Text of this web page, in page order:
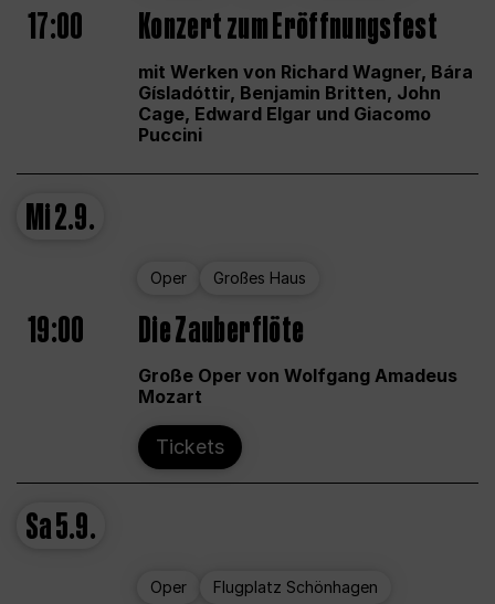
17:00 Konzert zum Eröffnungsfest
mit Werken von Richard Wagner, Bára
Gísladóttir, Benjamin Britten, John
Cage, Edward Elgar und Giacomo
Puccini
Mi2.9.
Oper Großes Haus
19:00 Die Zauberflöte
Große Oper von Wolfgang Amadeus
Mozart
Tickets
Sa5.9.
Oper Flugplatz Schönhagen